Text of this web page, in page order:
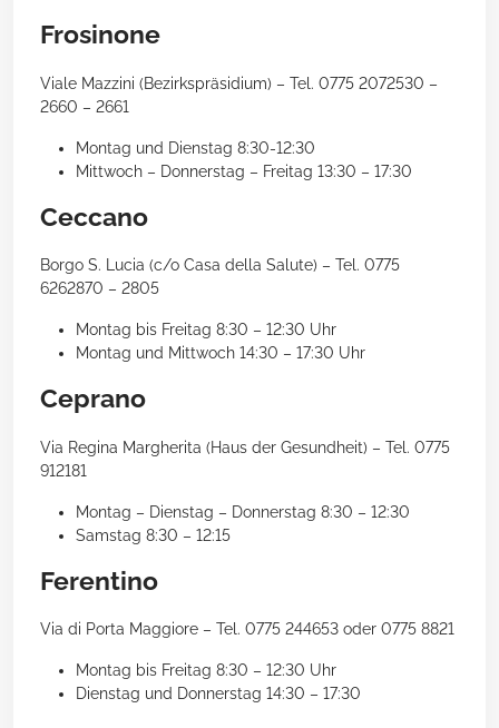
Frosinone
Viale Mazzini (Bezirkspräsidium) – Tel. 0775 2072530 –
2660 – 2661
Montag und Dienstag 8:30-12:30
Mittwoch – Donnerstag – Freitag 13:30 – 17:30
Ceccano
Borgo S. Lucia (c/o Casa della Salute) – Tel. 0775
6262870 – 2805
Montag bis Freitag 8:30 – 12:30 Uhr
Montag und Mittwoch 14:30 – 17:30 Uhr
Ceprano
Via Regina Margherita (Haus der Gesundheit) – Tel. 0775
912181
Montag – Dienstag – Donnerstag 8:30 – 12:30
Samstag 8:30 – 12:15
Ferentino
Via di Porta Maggiore – Tel. 0775 244653 oder 0775 8821
Montag bis Freitag 8:30 – 12:30 Uhr
Dienstag und Donnerstag 14:30 – 17:30